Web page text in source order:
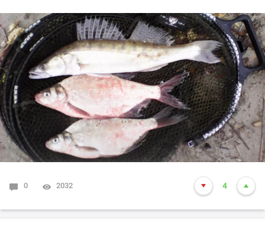
0 2032 4